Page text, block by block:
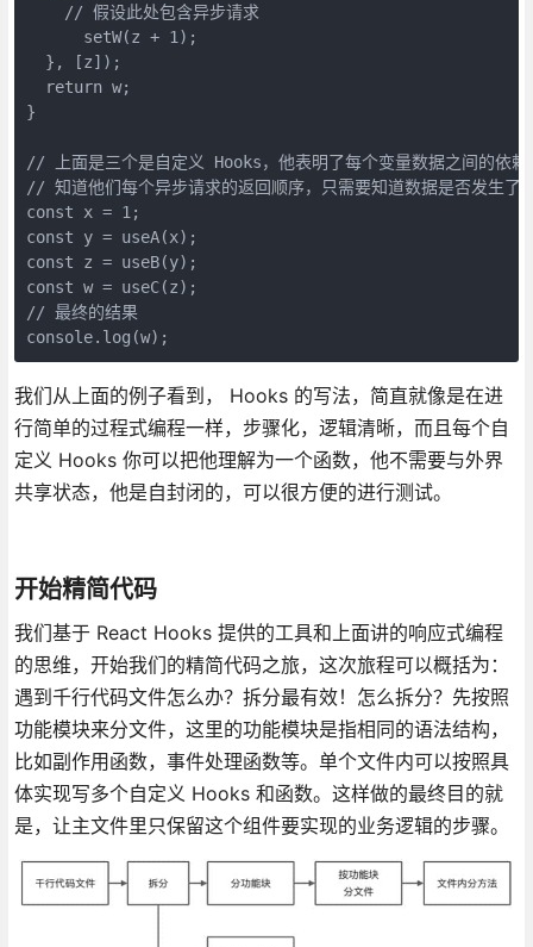
    // 假设此处包含异步请求
      setW(z + 1);
  }, [z]);
  return w;
}
// 上面是三个是自定义 Hooks，他表明了每个变量数据之间的依赖
// 知道他们每个异步请求的返回顺序，只需要知道数据是否发生了
const x = 1;
const y = useA(x);
const z = useB(y);
const w = useC(z);
// 最终的结果
console.log(w);
我们从上面的例子看到， Hooks 的写法，简直就像是在进
行简单的过程式编程一样，步骤化，逻辑清晰，而且每个自
定义 Hooks 你可以把他理解为一个函数，他不需要与外界
共享状态，他是自封闭的，可以很方便的进行测试。
开始精简代码
我们基于 React Hooks 提供的工具和上面讲的响应式编程
的思维，开始我们的精简代码之旅，这次旅程可以概括为：
遇到千行代码文件怎么办？拆分最有效！怎么拆分？先按照
功能模块来分文件，这里的功能模块是指相同的语法结构，
比如副作用函数，事件处理函数等。单个文件内可以按照具
体实现写多个自定义 Hooks 和函数。这样做的最终目的就
是，让主文件里只保留这个组件要实现的业务逻辑的步骤。